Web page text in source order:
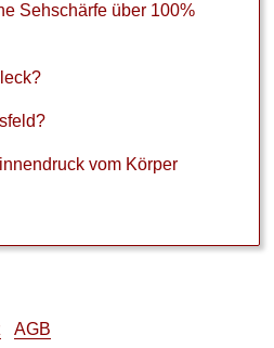
Sehschärfe über 100%
vom Körper
AGB